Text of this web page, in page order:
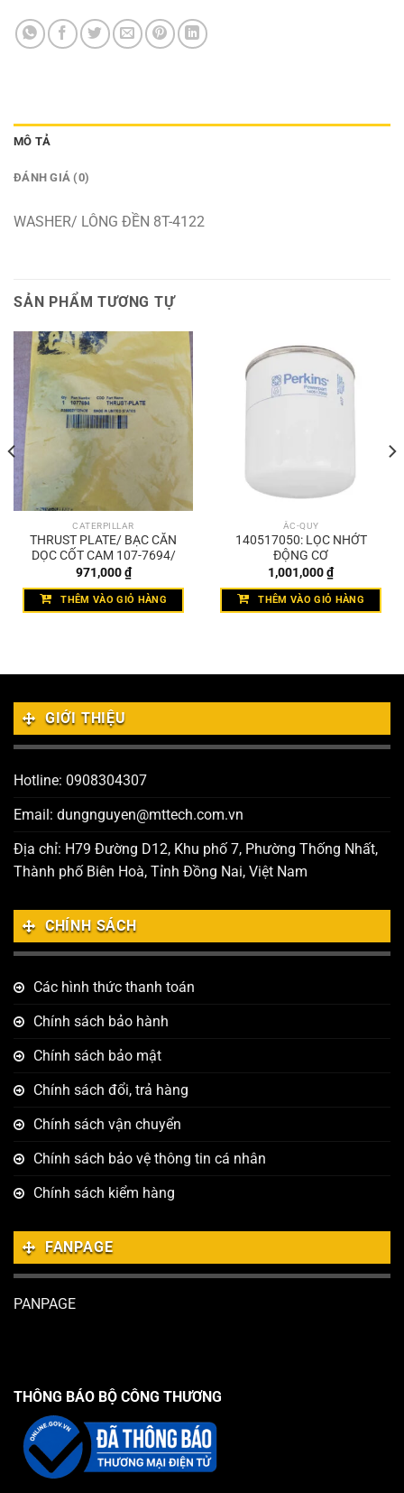
MÔ TẢ
ĐÁNH GIÁ (0)
WASHER/ LÔNG ĐỀN 8T-4122
SẢN PHẨM TƯƠNG TỰ
CATERPILLAR
THRUST PLATE/ BẠC CĂN
DỌC CỐT CAM 107-7694/
971,000₫
THÊM VÀO GIỎ HÀNG
ẮC-QUY
140517050: LỌC NHỚT
ĐỘNG CƠ
1,001,000₫
THÊM VÀO GIỎ HÀNG
GIỚI THIỆU
Hotline: 0908304307
Email: dungnguyen@mttech.com.vn
Địa chỉ: H79 Đường D12, Khu phố 7, Phường Thống Nhất,
Thành phố Biên Hoà, Tỉnh Đồng Nai, Việt Nam
CHÍNH SÁCH
Các hình thức thanh toán
Chính sách bảo hành
Chính sách bảo mật
Chính sách đổi, trả hàng
Chính sách vận chuyển
Chính sách bảo vệ thông tin cá nhân
Chính sách kiểm hàng
FANPAGE
PANPAGE
THÔNG BÁO BỘ CÔNG THƯƠNG